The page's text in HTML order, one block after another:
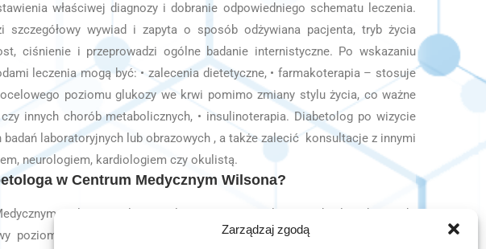
Zarządzaj zgodą
właściwej diagnozy i dobranie odpowiedniego schematu leczenia.
szczegółowy wywiad i zapyta o sposób odżywiana pacjenta, tryb życia
ciśnienie i przeprowadzi ogólne badanie internistyczne. Po wskazaniu
leczenia mogą być: • zalecenia dietetyczne, • farmakoterapia – stosuje
poziomu glukozy we krwi pomimo zmiany stylu życia, co ważne
innych chorób metabolicznych, • insulinoterapia. Diabetolog po wizycie
laboratoryjnych lub obrazowych , a także zalecić konsultacje z innymi
neurologiem, kardiologiem czy okulistą.
w Centrum Medycznym Wilsona?
Wilsona należy zaplanować szczególnie w chwili, gdy wyniki
poziom cukru we krwi lub gdy zaniepokoją nas następujące objawy •